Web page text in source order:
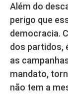
Além do
perigo que
democracia.
dos partidos,
as
mandato,
não tem a